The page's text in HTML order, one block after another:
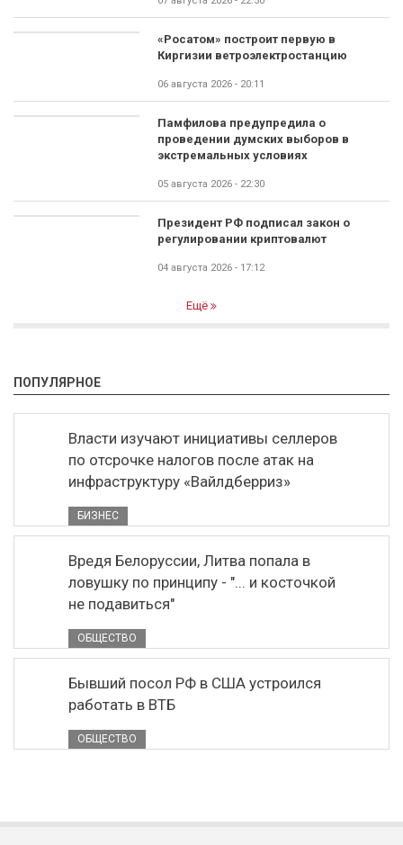
«Росатом» построит первую в
Киргизии ветроэлектростанцию
06 августа 2026 - 20:11
Памфилова предупредила о
проведении думских выборов в
экстремальных условиях
05 августа 2026 - 22:30
Президент РФ подписал закон о
регулировании криптовалют
04 августа 2026 - 17:12
Ещё
ПОПУЛЯРНОЕ
Власти изучают инициативы селлеров
по отсрочке налогов после атак на
инфраструктуру «Вайлдберриз»
БИЗНЕС
Вредя Белоруссии, Литва попала в
ловушку по принципу - "... и косточкой
не подавиться"
ОБЩЕСТВО
Бывший посол РФ в США устроился
работать в ВТБ
ОБЩЕСТВО